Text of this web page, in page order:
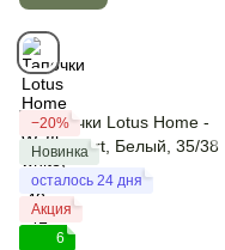
−20%
Новинка
осталось 24 дня
Акция
6